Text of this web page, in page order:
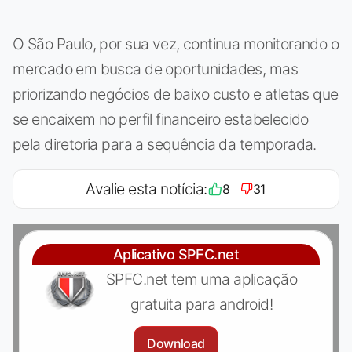
O São Paulo, por sua vez, continua monitorando o
mercado em busca de oportunidades, mas
priorizando negócios de baixo custo e atletas que
se encaixem no perfil financeiro estabelecido
pela diretoria para a sequência da temporada.
Avalie esta notícia: 8 31
Aplicativo SPFC.net
SPFC.net tem uma aplicação
gratuita para android!
Download